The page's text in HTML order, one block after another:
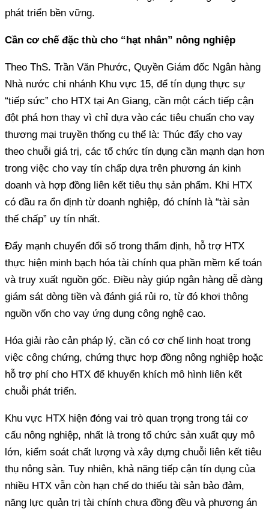
Cần cơ chế đặc thù cho “hạt nhân” nông nghiệp
Nhà nước chi nhánh Khu vực 15, để tín dụng thực sự
“tiếp sức” cho HTX tại An Giang, cần một cách tiếp cận
đột phá hơn thay vì chỉ dựa vào các tiêu chuẩn cho vay
thương mại truyền thống cụ thể là: Thúc đẩy cho vay
theo chuỗi giá trị, các tổ chức tín dụng cần mạnh dạn hơn
trong việc cho vay tín chấp dựa trên phương án kinh
doanh và hợp đồng liên kết tiêu thụ sản phẩm. Khi HTX
có đầu ra ổn định từ doanh nghiệp, đó chính là “tài sản
thực hiện minh bạch hóa tài chính qua phần mềm kế toán
và truy xuất nguồn gốc. Điều này giúp ngân hàng dễ dàng
giám sát dòng tiền và đánh giá rủi ro, từ đó khơi thông
việc công chứng, chứng thực hợp đồng nông nghiệp hoặc
hỗ trợ phí cho HTX để khuyến khích mô hình liên kết
cấu nông nghiệp, nhất là trong tổ chức sản xuất quy mô
lớn, kiểm soát chất lượng và xây dựng chuỗi liên kết tiêu
thụ nông sản. Tuy nhiên, khả năng tiếp cận tín dụng của
nhiều HTX vẫn còn hạn chế do thiếu tài sản bảo đảm,
năng lực quản trị tài chính chưa đồng đều và phương án